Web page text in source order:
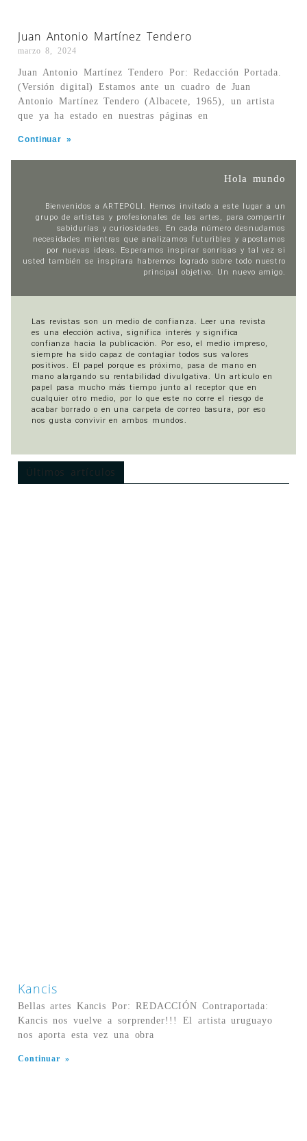
Juan Antonio Martínez Tendero
marzo 8, 2024
Juan Antonio Martínez Tendero Por: Redacción Portada.
(Versión digital) Estamos ante un cuadro de Juan
Antonio Martínez Tendero (Albacete, 1965), un artista
que ya ha estado en nuestras páginas en
Continuar »
Hola mundo
Bienvenidos a ARTEPOLI. Hemos invitado a este lugar a un
grupo de artistas y profesionales de las artes, para compartir
sabidurías y curiosidades. En cada número desnudamos
necesidades mientras que analizamos futuribles y apostamos
por nuevas ideas. Esperamos inspirar sonrisas y tal vez si
usted también se inspirara habremos logrado sobre todo nuestro
principal objetivo. Un nuevo amigo.
Las revistas son un medio de confianza. Leer una revista
es una elección activa, significa interés y significa
confianza hacia la publicación. Por eso, el medio impreso,
siempre ha sido capaz de contagiar todos sus valores
positivos. El papel porque es próximo, pasa de mano en
mano alargando su rentabilidad divulgativa. Un artículo en
papel pasa mucho más tiempo junto al receptor que en
cualquier otro medio, por lo que este no corre el riesgo de
acabar borrado o en una carpeta de correo basura, por eso
nos gusta convivir en ambos mundos.
Últimos artículos
Kancis
Bellas artes Kancis Por: REDACCIÓN Contraportada:
Kancis nos vuelve a sorprender!!! El artista uruguayo
nos aporta esta vez una obra
Continuar »